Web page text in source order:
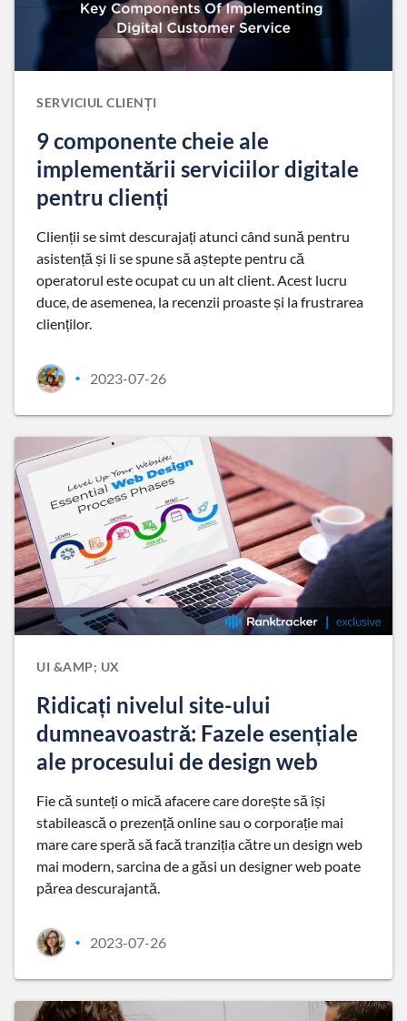
SERVICIUL CLIENȚI
9 componente cheie ale
implementării serviciilor digitale
pentru clienți
Clienții se simt descurajați atunci când sună pentru
asistență și li se spune să aștepte pentru că
operatorul este ocupat cu un alt client. Acest lucru
duce, de asemenea, la recenzii proaste și la frustrarea
clienților.
• 2023-07-26
UI &AMP; UX
Ridicați nivelul site-ului
dumneavoastră: Fazele esențiale
ale procesului de design web
Fie că sunteți o mică afacere care dorește să își
stabilească o prezență online sau o corporație mai
mare care speră să facă tranziția către un design web
mai modern, sarcina de a găsi un designer web poate
părea descurajantă.
• 2023-07-26